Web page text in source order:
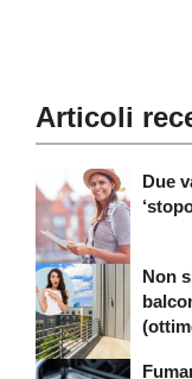
Articoli
Due
Non